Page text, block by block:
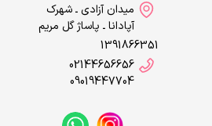
میدان آزادی ـ شهرک
آپادانا ـ پاساژ گل مریم
1391866351
02144656656
09019447704